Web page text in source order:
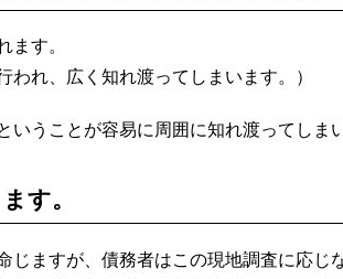
ます。
われ、広く知れ渡ってしまいます。）
うことが容易に周囲に知れ渡ってしま
す。
じますが、債務者はこの現地調査に応じ